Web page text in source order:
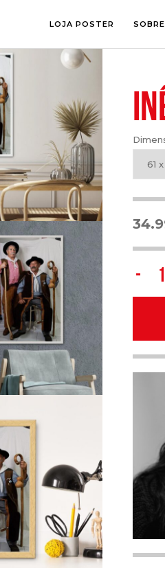
LOJA POSTER
QUARTO
ESCRITÓRIO
ESPAÇOS CRIANÇA
SOBRE
61